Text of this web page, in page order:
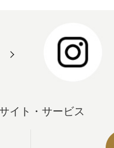
イト・サービス